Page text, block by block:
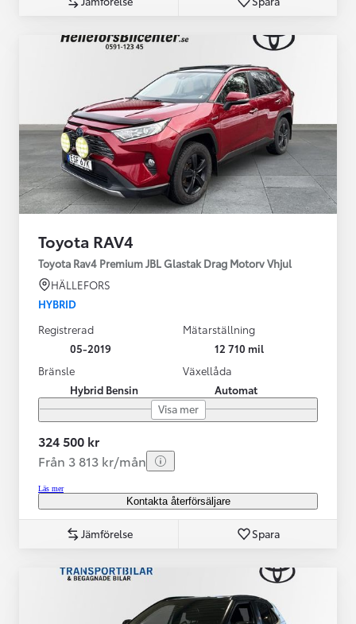
Toyota RAV4
Toyota Rav4 Premium JBL Glastak Drag Motorv Vhjul
HÄLLEFORS
HYBRID
Registrerad
05-2019
Mätarställning
12 710 mil
Bränsle
Hybrid Bensin
Växellåda
Automat
Visa mer
324 500 kr
Från 3 813 kr/mån
Läs mer
Kontakta återförsäljare
Jämförelse Spara